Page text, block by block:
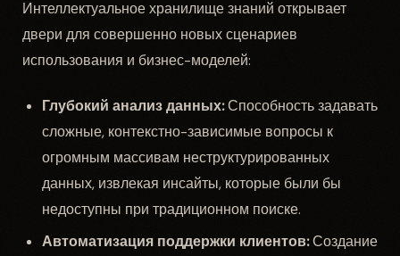
Интеллектуальное хранилище знаний открывает
двери для совершенно новых сценариев
использования и бизнес-моделей:
Глубокий анализ данных:Способность задавать
сложные, контекстно-зависимые вопросы к
огромным массивам неструктурированных
данных, извлекая инсайты, которые были бы
недоступны при традиционном поиске.
Автоматизация поддержки клиентов:Создание